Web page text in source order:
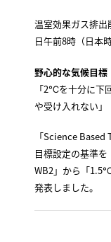
温室効果ガス排
日午前8時（日本
野心的な気候目
「2℃を十分に下
や受け入れない」
「Science
目標設定の基準
WB2」から「
発表しました。